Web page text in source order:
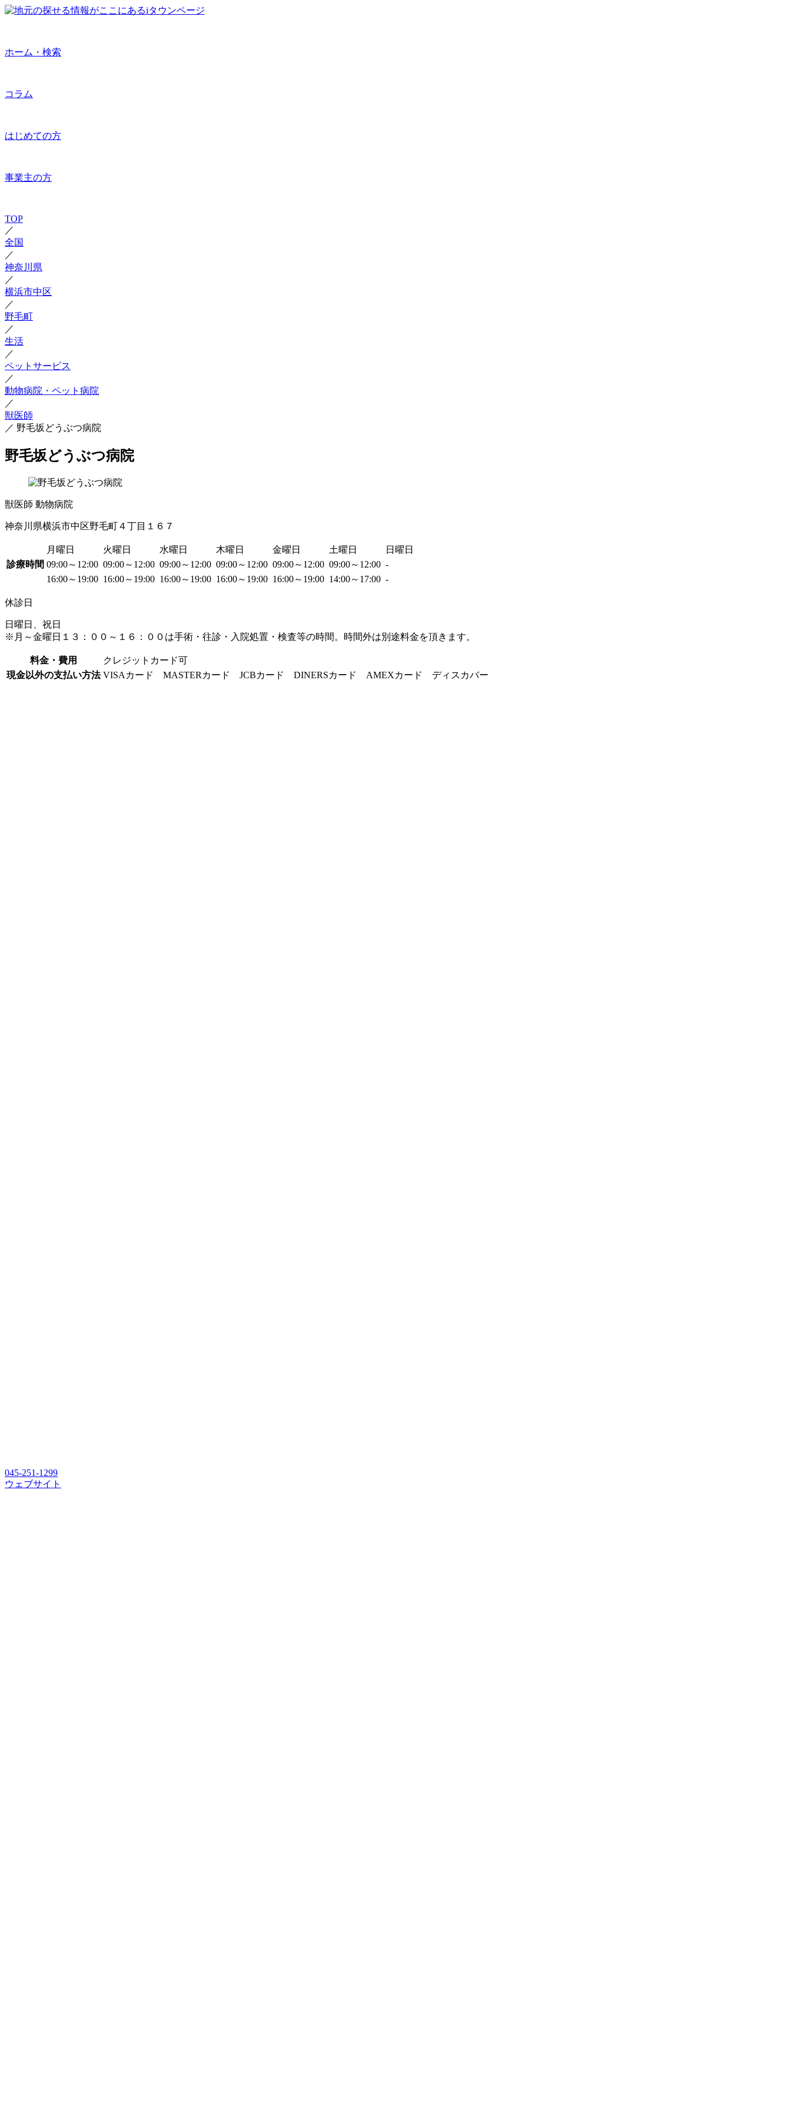
ホーム・検索
コラム
はじめての方
事業主の方
TOP
／
全国
／
神奈川県
／
横浜市中区
／
野毛町
／
生活
／
ペットサービス
／
動物病院・ペット病院
／
獣医師
／ 野毛坂どうぶつ病院
野毛坂どうぶつ病院
獣医師 動物病院
神奈川県横浜市中区野毛町４丁目１６７
月曜日 火曜日 水曜日 木曜日 金曜日 土曜日
日曜日
診療時間 09:00～12:00 09:00～12:00 09:00～12:00 09:00～12:00 09:00～12:00 09:00～12:00 -
16:00～19:00 16:00～19:00 16:00～19:00 16:00～19:00 16:00～19:00 14:00～17:00 -
休診日
日曜日、祝日
※月～金曜日１３：００～１６：００は手術・往診・入院処置・検査等の時間。時間外は別途料金を頂きます。
料金・費用
クレジットカード可
現金以外の支払い方法 VISAカード MASTERカード JCBカード DINERSカード AMEXカード ディスカバー
045-251-1299
ウェブサイト